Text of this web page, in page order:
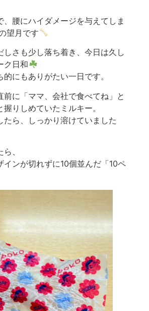
、腰にハイダメージを与えてしま
望月です
しさも少し落ち着き、今日は久し
ク日和
にもありがたい一日です。
前に「ママ、会社で食べてね」と
りしめていたミルキー。
たら、しっかり溶けていました
、
インが切れずに10個並んだ「10ペ